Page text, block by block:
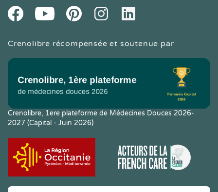
FacebookYoutube PinteresetInstagramLinkedIn
Crenolibre récompensée et soutenue par
Crenolibre, 1ere plateforme de Médecines Douces 2026-
2027 (Capital - Juin 2026)